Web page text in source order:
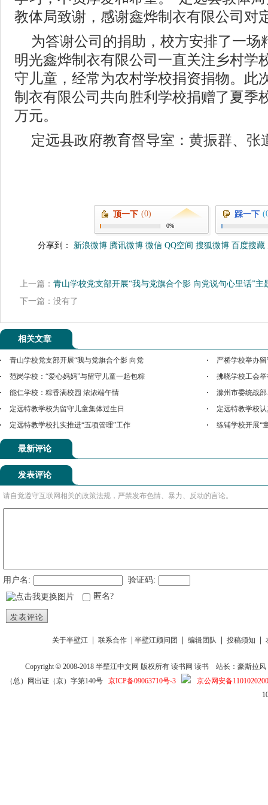
教体局致谢，感谢鑫烨制衣有限公司对
为答谢公司的捐助，校方安排了一场
明光鑫烨制衣有限公司一直关注乡村学
守儿童，经常为农村学校捐资捐物。此
制衣有限公司共向胜利学校捐赠了夏季
万元。
定远县政府教育督导室：黄振群、
顶一下 (0)
0%
踩一下
分享到： 新浪微博 腾讯微博 微信 QQ空间 搜狐微博 百度搜藏
上一篇： 青山学校党支部开展“我与党旗合个影 向党说句心里话”主
下一篇：没有了
相关文章
青山学校党支部开展“我与党旗合个影 向党
严桥学校举办
范岗学校：“爱心妈妈”与留守儿童一起包粽
拂晓学校工会
能仁学校：粽香满校园 浓浓端午情
滁州市委统战
定远特教学校为留守儿童集体过生日
定远特教学校
定远特教学校扎实推进“五项管理”工作
练铺学校开展“
最新评论
发表评论
请自觉遵守互联网相关的政策法规，严禁发布色情、暴力、反动的言论。
用户名:
验证码:
匿名?
发表评论
关于半壁江 联系合作 半壁江顾问团 编辑团队 投稿须知
Copyright © 2008-2018半壁江中文网 版权所有读书网 读书
站长：豪斯拉风
（总）网出证（京）字第140号 京ICP备09063710号-3
京公网安备